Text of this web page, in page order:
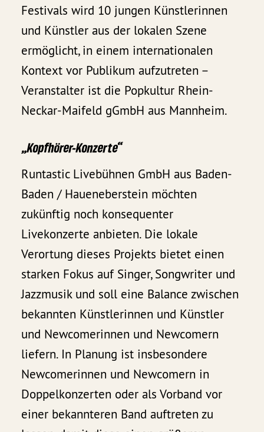
Festivals wird 10 jungen Künstlerinnen
und Künstler aus der lokalen Szene
ermöglicht, in einem internationalen
Kontext vor Publikum aufzutreten –
Veranstalter ist die Popkultur Rhein-
Neckar-Maifeld gGmbH aus Mannheim.
„Kopfhörer-Konzerte“
Runtastic Livebühnen GmbH aus Baden-
Baden / Haueneberstein möchten
zukünftig noch konsequenter
Livekonzerte anbieten. Die lokale
Verortung dieses Projekts bietet einen
starken Fokus auf Singer, Songwriter und
Jazzmusik und soll eine Balance zwischen
bekannten Künstlerinnen und Künstler
und Newcomerinnen und Newcomern
liefern. In Planung ist insbesondere
Newcomerinnen und Newcomern in
Doppelkonzerten oder als Vorband vor
einer bekannteren Band auftreten zu